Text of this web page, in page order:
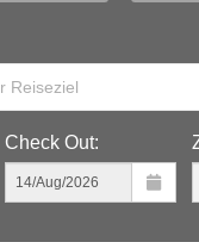
Reiseziel
Check Out: